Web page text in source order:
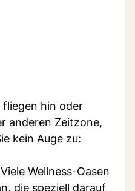
fliegen hin oder
anderen Zeitzone,
kein Auge zu:
Wellness-Oasen
die speziell darauf